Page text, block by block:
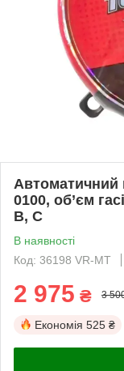
Автоматичний
0100, об’єм
В, С
В наявності
Код: 36198 VR-MT
2 975 ₴ 3
Економія 525 ₴